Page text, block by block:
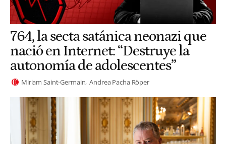
764, la secta satánica neonazi que
nació en Internet: “Destruye la
autonomía de adolescentes”
Miriam Saint-Germain Andrea Pacha Röper